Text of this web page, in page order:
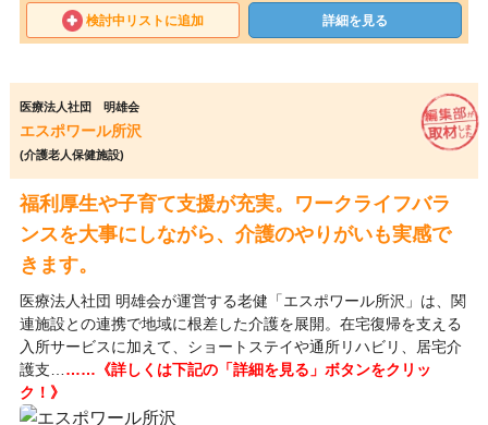
検討中リストに追加 詳細を見る
医療法人社団 明雄会
エスポワール所沢
(介護老人保健施設)
福利厚生や子育て支援が充実。ワークライフバラ
ンスを大事にしながら、介護のやりがいも実感で
きます。
医療法人社団 明雄会が運営する老健「エスポワール所沢」は、関
連施設との連携で地域に根差した介護を展開。在宅復帰を支える
入所サービスに加えて、ショートステイや通所リハビリ、居宅介
護支… ……《詳しくは下記の「詳細を見る」ボタンをクリッ
ク！》